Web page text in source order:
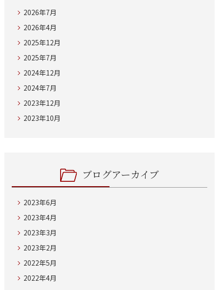
2026年7月
2026年4月
2025年12月
2025年7月
2024年12月
2024年7月
2023年12月
2023年10月
ブログアーカイブ
2023年6月
2023年4月
2023年3月
2023年2月
2022年5月
2022年4月